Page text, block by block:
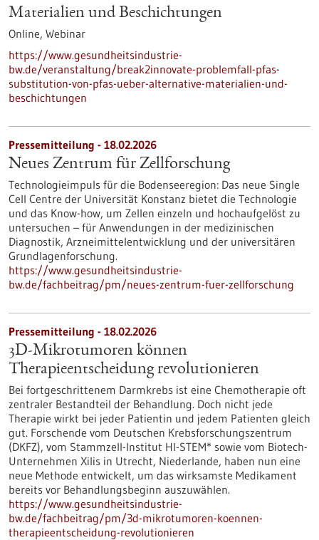
Materialien und Beschichtungen
Online, Webinar
https://www.gesundheitsindustrie-
bw.de/veranstaltung/break2innovate-problemfall-pfas-
substitution-von-pfas-ueber-alternative-materialien-und-
beschichtungen
Pressemitteilung - 18.02.2026
Neues Zentrum für Zellforschung
Technologieimpuls für die Bodenseeregion: Das neue Single
Cell Centre der Universität Konstanz bietet die Technologie
und das Know-how, um Zellen einzeln und hochaufgelöst zu
untersuchen – für Anwendungen in der medizinischen
Diagnostik, Arzneimittelentwicklung und der universitären
Grundlagenforschung.
https://www.gesundheitsindustrie-
bw.de/fachbeitrag/pm/neues-zentrum-fuer-zellforschung
Pressemitteilung - 18.02.2026
3D-Mikrotumoren können
Therapieentscheidung revolutionieren
Bei fortgeschrittenem Darmkrebs ist eine Chemotherapie oft
zentraler Bestandteil der Behandlung. Doch nicht jede
Therapie wirkt bei jeder Patientin und jedem Patienten gleich
gut. Forschende vom Deutschen Krebsforschungszentrum
(DKFZ), vom Stammzell-Institut HI-STEM* sowie vom Biotech-
Unternehmen Xilis in Utrecht, Niederlande, haben nun eine
neue Methode entwickelt, um das wirksamste Medikament
bereits vor Behandlungsbeginn auszuwählen.
https://www.gesundheitsindustrie-
bw.de/fachbeitrag/pm/3d-mikrotumoren-koennen-
therapieentscheidung-revolutionieren